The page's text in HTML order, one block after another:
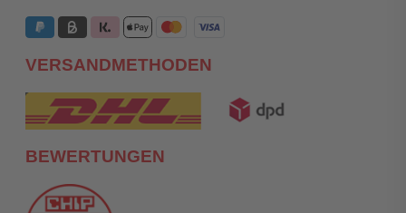
VERSANDMETHODEN
BEWERTUNGEN